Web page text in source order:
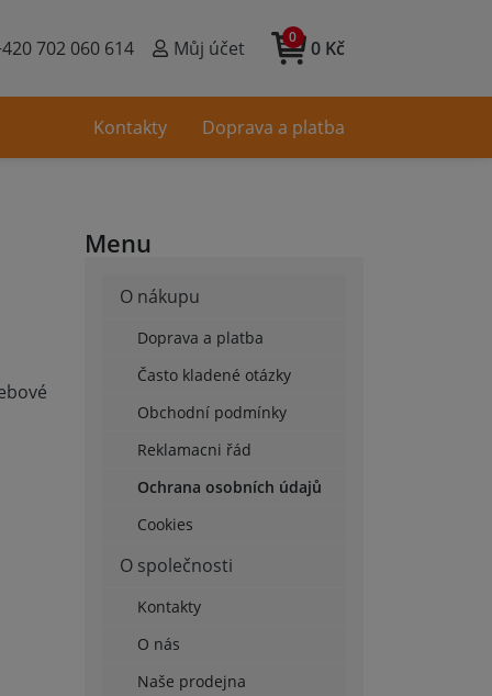
702 060 614 Můj účet 0 Kč
0
Menu
O nákupu
Doprava a platba
Často kladené otázky
Obchodní podmínky
Reklamacni řád
Ochrana osobních údajů
Cookies
O společnosti
Kontakty
O nás
Naše prodejna
Kontakty Doprava a platba